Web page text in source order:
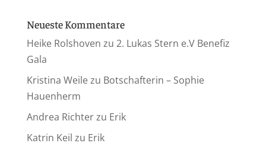
Neueste Kommentare
Heike Rolshoven zu 2. Lukas Stern e.V Benefiz
Gala
Kristina Weilezu Botschafterin – Sophie
Hauenherm
Andrea Richterzu Erik
Katrin Keil zu Erik